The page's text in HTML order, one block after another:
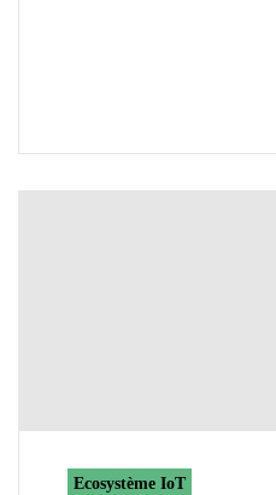
Ecosystème IoT